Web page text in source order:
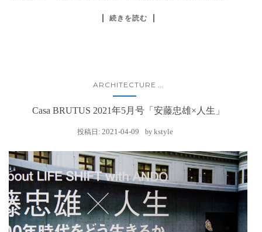
続きを読む
ARCHITECTURE ...
Casa BRUTUS 2021年5月号「安藤忠雄×人生」
投稿日: 2021-04-09 by kstyle